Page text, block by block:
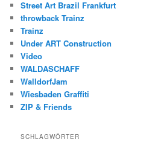
Street Art Brazil Frankfurt
throwback Trainz
Trainz
Under ART Construction
Video
WALDASCHAFF
WalldorfJam
Wiesbaden Graffiti
ZIP & Friends
SCHLAGWÖRTER